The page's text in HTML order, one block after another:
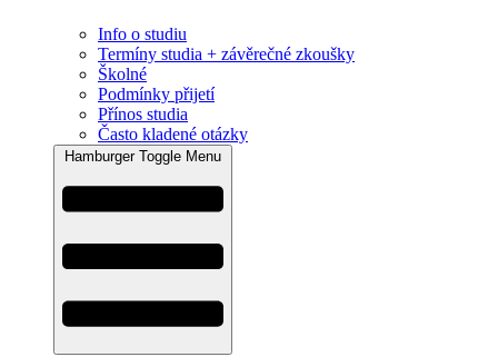
Info o studiu
Termíny studia + závěrečné zkoušky
Školné
Podmínky přijetí
Přínos studia
Často kladené otázky
Hamburger Toggle Menu